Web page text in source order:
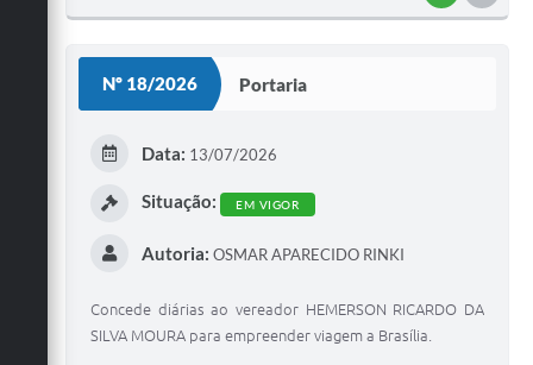
Nº 18/2026 Portaria
Data: 13/07/2026
Situação: EM VIGOR
Autoria: OSMAR APARECIDO RINKI
Concede diárias ao vereador HEMERSON RICARDO DA
SILVA MOURA para empreender viagem a Brasília.